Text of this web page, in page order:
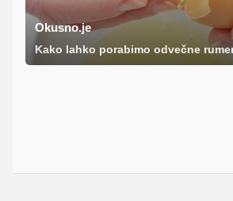
Okusno.je
Kako lahko porabimo odvečne